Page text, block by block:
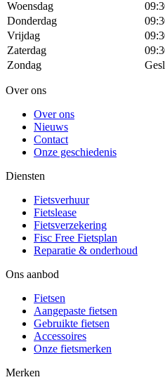
Woensdag
Donderdag
Vrijdag
Zaterdag
Zondag
Over ons
Over ons
Nieuws
Contact
Onze geschiedenis
Diensten
Fietsverhuur
Fietslease
Fietsverzekering
Fisc Free Fietsplan
Reparatie & onderhoud
Ons aanbod
Fietsen
Aangepaste fietsen
Gebruikte fietsen
Accessoires
Onze fietsmerken
Merken